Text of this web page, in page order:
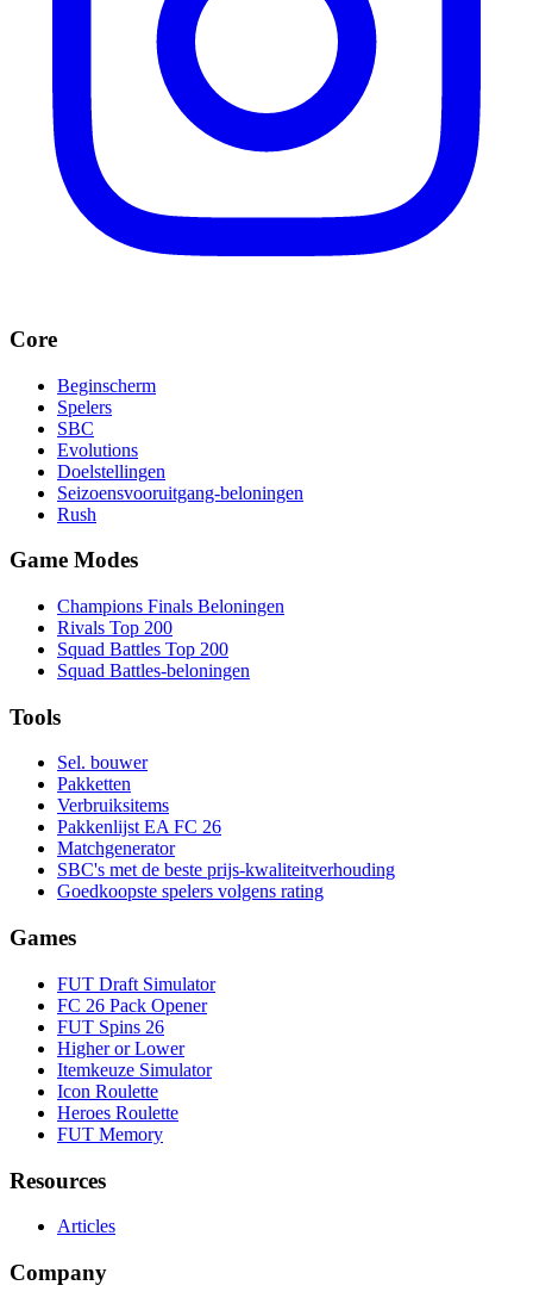
Core
Beginscherm
Spelers
SBC
Evolutions
Doelstellingen
Seizoensvooruitgang-beloningen
Rush
Game Modes
Champions Finals Beloningen
Rivals Top 200
Squad Battles Top 200
Squad Battles-beloningen
Tools
Sel. bouwer
Pakketten
Verbruiksitems
Pakkenlijst EA FC 26
Matchgenerator
SBC's met de beste prijs-kwaliteitverhouding
Goedkoopste spelers volgens rating
Games
FUT Draft Simulator
FC 26 Pack Opener
FUT Spins 26
Higher or Lower
Itemkeuze Simulator
Icon Roulette
Heroes Roulette
FUT Memory
Resources
Articles
Company